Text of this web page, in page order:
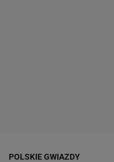
POLSKIE GWIAZDY